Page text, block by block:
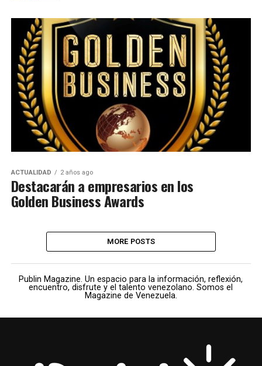
ACTUALIDAD 2 años ago
Destacarán a empresarios en los
Golden Business Awards
MORE POSTS
Publin Magazine. Un espacio para la información, reflexión,
encuentro, disfrute y el talento venezolano. Somos el
Magazine de Venezuela.